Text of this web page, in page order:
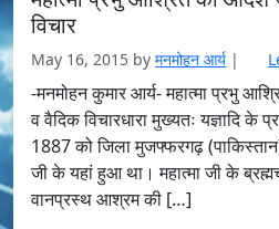
विचार
May 16, 2015 byमनमोहन आर्य |
-मनमोहन कुमार आर्य- महात्मा प्रभु
व वैदिक विचारधारा मुख्यतः यज्ञादि
1887 को जिला मुजफ्फरगढ़
जी के यहां हुआ था। महात्मा जी के
वानप्रस्थ आश्रम की […]